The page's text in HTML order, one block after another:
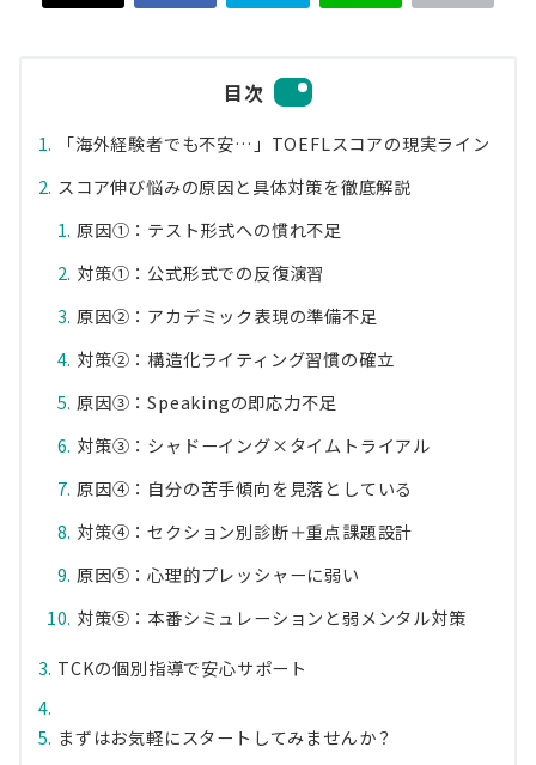
目次
「海外経験者でも不安…」TOEFLスコアの現実ライン
スコア伸び悩みの原因と具体対策を徹底解説
原因①：テスト形式への慣れ不足
対策①：公式形式での反復演習
原因②：アカデミック表現の準備不足
対策②：構造化ライティング習慣の確立
原因③：Speakingの即応力不足
対策③：シャドーイング×タイムトライアル
原因④：自分の苦手傾向を見落としている
対策④：セクション別診断＋重点課題設計
原因⑤：心理的プレッシャーに弱い
対策⑤：本番シミュレーションと弱メンタル対策
TCKの個別指導で安心サポート
まずはお気軽にスタートしてみませんか？